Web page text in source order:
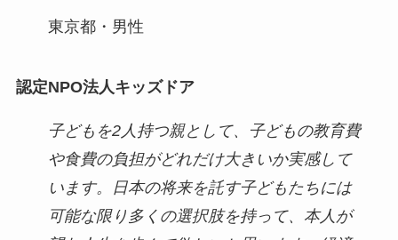
東京都・男性
認定NPO法人キッズドア
子どもを2人持つ親として、子どもの教育費
や食費の負担がどれだけ大きいか実感して
います。日本の将来を託す子どもたちには
可能な限り多くの選択肢を持って、本人が